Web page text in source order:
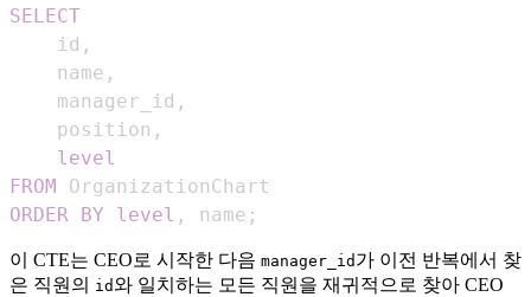
SELECT
    id
,
    name
,
    manager_id
,
    position
,
level
FROM
ORDER
BY level , name ;
이 CTE는 CEO로 시작한 다음 manager_id 가 이전 반복에서 찾
은 직원의 id와 일치하는 모든 직원을 재귀적으로 찾아 CEO